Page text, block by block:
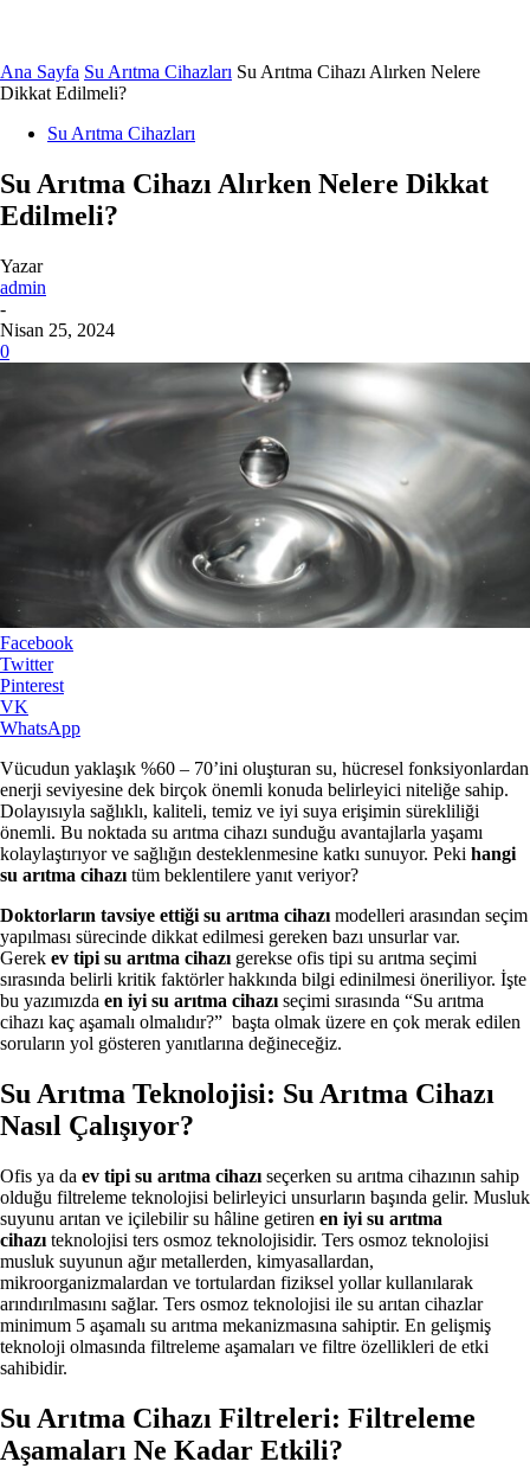
Ana Sayfa Su Arıtma Cihazları Su Arıtma Cihazı Alırken Nelere
Dikkat Edilmeli?
Su Arıtma Cihazları
Su Arıtma Cihazı Alırken Nelere Dikkat
Edilmeli?
Yazar
admin
-
Nisan 25, 2024
0
Facebook
Twitter
Pinterest
VK
WhatsApp
Vücudun yaklaşık %60 – 70’ini oluşturan su, hücresel fonksiyonlardan
enerji seviyesine dek birçok önemli konuda belirleyici niteliğe sahip.
Dolayısıyla sağlıklı, kaliteli, temiz ve iyi suya erişimin sürekliliği
önemli. Bu noktada su arıtma cihazı sunduğu avantajlarla yaşamı
kolaylaştırıyor ve sağlığın desteklenmesine katkı sunuyor. Peki hangi
su arıtma cihazı tüm beklentilere yanıt veriyor?
Doktorların tavsiye ettiği su arıtma cihazı modelleri arasından seçim
yapılması sürecinde dikkat edilmesi gereken bazı unsurlar var.
Gerek ev tipi su arıtma cihazı gerekse ofis tipi su arıtma seçimi
sırasında belirli kritik faktörler hakkında bilgi edinilmesi öneriliyor. İşte
bu yazımızda en iyi su arıtma cihazı seçimi sırasında “Su arıtma
cihazı kaç aşamalı olmalıdır?” başta olmak üzere en çok merak edilen
soruların yol gösteren yanıtlarına değineceğiz.
Su Arıtma Teknolojisi: Su Arıtma Cihazı
Nasıl Çalışıyor?
Ofis ya da ev tipi su arıtma cihazı seçerken su arıtma cihazının sahip
olduğu filtreleme teknolojisi belirleyici unsurların başında gelir. Musluk
suyunu arıtan ve içilebilir su hâline getiren en iyi su arıtma
cihazı teknolojisi ters osmoz teknolojisidir. Ters osmoz teknolojisi
musluk suyunun ağır metallerden, kimyasallardan,
mikroorganizmalardan ve tortulardan fiziksel yollar kullanılarak
arındırılmasını sağlar. Ters osmoz teknolojisi ile su arıtan cihazlar
minimum 5 aşamalı su arıtma mekanizmasına sahiptir. En gelişmiş
teknoloji olmasında filtreleme aşamaları ve filtre özellikleri de etki
sahibidir.
Su Arıtma Cihazı Filtreleri: Filtreleme
Aşamaları Ne Kadar Etkili?